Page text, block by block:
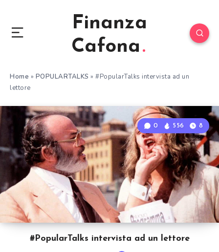
Finanza
Cafona
Home » POPULARTALKS » #PopularTalks intervista ad un
lettore
0 556 8
#PopularTalks intervista ad un lettore